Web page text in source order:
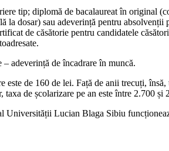
tip; diplomă de bacalaureat în original
la dosar) sau adeverință pentru
de căsătorie pentru candidatele
adeverință de încadrare în muncă.
este de 160 de lei. Față de anii trecuți,
taxa de școlarizare pe an este între 2.700 și
Universității Lucian Blaga Sibiu